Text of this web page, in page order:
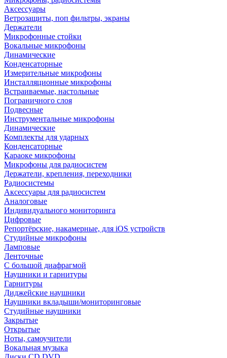
Аксессуары
Ветрозащиты, поп фильтры, экраны
Держатели
Микрофонные стойки
Вокальные микрофоны
Динамические
Конденсаторные
Измерительные микрофоны
Инсталляционные микрофоны
Встраиваемые, настольные
Пограничного слоя
Подвесные
Инструментальные микрофоны
Динамические
Комплекты для ударных
Конденсаторные
Караоке микрофоны
Микрофоны для радиосистем
Держатели, крепления, переходники
Радиосистемы
Аксессуары для радиосистем
Аналоговые
Индивидуального мониторинга
Цифровые
Репортёрские, накамерные, для iOS устройств
Студийные микрофоны
Ламповые
Ленточные
С большой диафрагмой
Наушники и гарнитуры
Гарнитуры
Диджейские наушники
Наушники вкладыши/мониторинговые
Студийные наушники
Закрытые
Открытые
Ноты, самоучители
Вокальная музыка